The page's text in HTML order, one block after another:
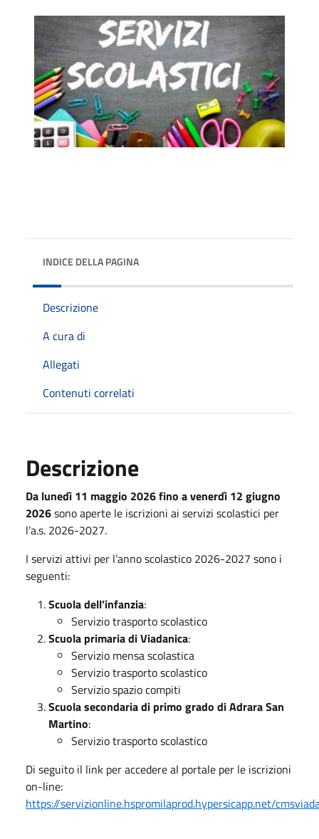
INDICE DELLA PAGINA
Descrizione
A cura di
Allegati
Contenuti correlati
Descrizione
Da lunedì 11 maggio 2026 fino a venerdì 12 giugno
2026sono aperte le iscrizioni ai servizi scolastici per
l’a.s. 2026-2027.
I servizi attivi per l’anno scolastico 2026-2027 sono i
seguenti:
Scuola dell’infanzia:
Servizio trasporto scolastico
Scuola primaria di Viadanica:
Servizio mensa scolastica
Servizio trasporto scolastico
Servizio spazio compiti
Scuola secondaria di primo grado di Adrara San
Martino:
Servizio trasporto scolastico
Di seguito il link per accedere al portale per le iscrizioni
on-line:
https://servizionline.hspromilaprod.hypersicapp.net/